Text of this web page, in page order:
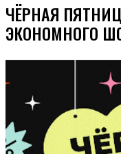
ЧЁРНАЯ
ЭКОНОМНОГО